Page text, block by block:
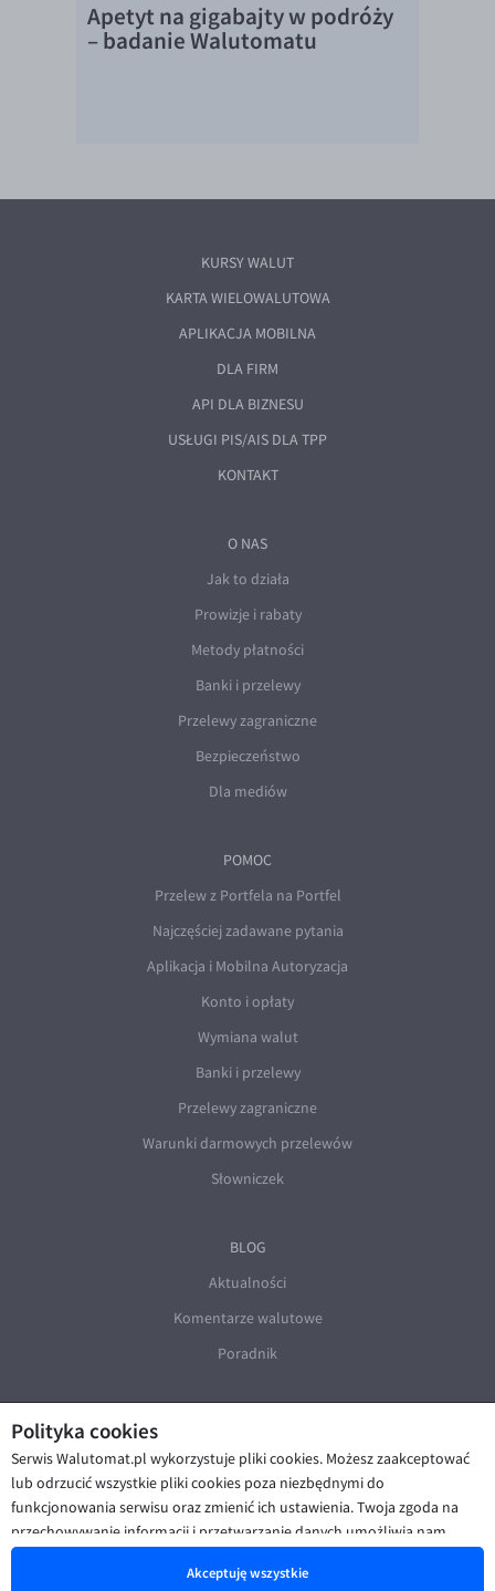
Apetyt na gigabajty w podróży
– badanie Walutomatu
Polityka cookies
Serwis Walutomat.pl wykorzystuje pliki cookies. Możesz zaakceptować
lub odrzucić wszystkie pliki cookies poza niezbędnymi do
funkcjonowania serwisu oraz zmienić ich ustawienia. Twoja zgoda na
przechowywanie informacji i przetwarzanie danych umożliwia nam
poprawę funkcjonalności strony oraz prezentowanie Ci
spersonalizowanych treści i reklam. Więcej informacji znajdziesz w naszej
Akceptuję wszystkie
KURSY WALUT
KARTA WIELOWALUTOWA
APLIKACJA MOBILNA
DLA FIRM
API DLA BIZNESU
USŁUGI PIS/AIS DLA TPP
KONTAKT
O NAS
Jak to działa
Prowizje i rabaty
Metody płatności
Banki i przelewy
Przelewy zagraniczne
Bezpieczeństwo
Dla mediów
POMOC
Przelew z Portfela na Portfel
Najczęściej zadawane pytania
Aplikacja i Mobilna Autoryzacja
Konto i opłaty
Wymiana walut
Banki i przelewy
Przelewy zagraniczne
Warunki darmowych przelewów
Słowniczek
BLOG
Aktualności
Komentarze walutowe
Poradnik
© Walutomat 2026 | Regulaminy
|
Polityka prywatności i cookies | Deklaracja dostępności